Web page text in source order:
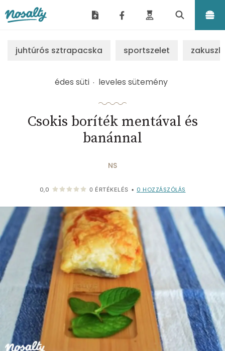
juhtúrós sztrapacska sportszelet
édes süti leveles sütemény
Csokis boríték mentával és
banánnal
NS
0,0 0 ÉRTÉKELÉS • 0 HOZZÁSZÓLÁS